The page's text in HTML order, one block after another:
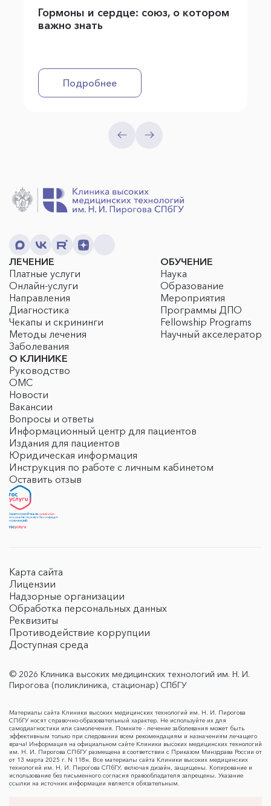
Гормоны и сердце: союз, о котором
важно знать
Подробнее
ЛЕЧЕНИЕ
Платные услуги
Онлайн-услуги
Направления
Диагностика
Чекапы и скрининги
Методы лечения
Заболевания
ОБУЧЕНИЕ
Наука
Образование
Мероприятия
Программы ДПО
Fellowship Programs
Научный акселератор
О КЛИНИКЕ
Руководство
ОМС
Новости
Вакансии
Вопросы и ответы
Информационный центр для пациентов
Издания для пациентов
Юридическая информация
Инструкция по работе с личным кабинетом
Оставить отзыв
Карта сайта
Лицензии
Надзорные организации
Обработка персональных данных
Реквизиты
Противодействие коррупции
Доступная среда
© 2026 Клиника высоких медицинских технологий им. Н. И.
Пирогова (поликлиника, стационар) СПбГУ
Материалы сайта Клиники высоких медицинских технологий им. Н. И. Пирогова
СПбГУ носят справочно-образовательный характер. Не используйте их для
самодиагностики или самолечения. Помните - лечение заболевания может быть
эффективным только при следовании всем рекомендациям и назначениям лечащего
врача! Информация на официальном сайте Клиники высоких медицинских технологий
им. Н. И. Пирогова СПбГУ размещена в соответствии с Приказом Минздрава России от
от 13 марта 2025 г. N 118н. Все материалы сайта Клиники высоких медицинских
технологий им. Н. И. Пирогова СПбГУ, включая дизайн, защищены. Копирование и
использование без письменного согласия правообладателя запрещены. Указание
ссылки на источник информации является обязательным.